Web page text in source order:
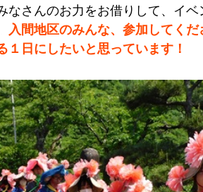
なさんのお力をお借りして、イベ
入間地区のみんな、参加してくだ
１日にしたいと思っています！